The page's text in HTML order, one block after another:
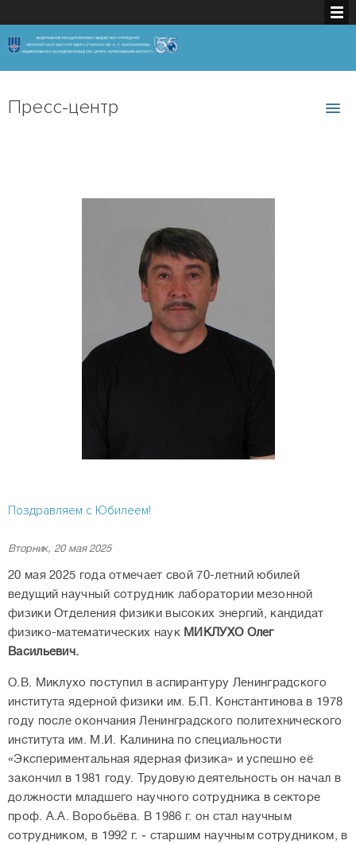
Пресс-центр
Поздравляем с Юбилеем!
Вторник, 20 мая 2025
20 мая 2025 года отмечает свой 70-летний юбилей
ведущий научный сотрудник лаборатории мезонной
физики Отделения физики высоких энергий, кандидат
физико-математических наук МИКЛУХО Олег
Васильевич.
О.В. Миклухо поступил в аспирантуру Ленинградского
института ядерной физики им. Б.П. Константинова в 1978
году после окончания Ленинградского политехнического
института им. М.И. Калинина по специальности
«Экспериментальная ядерная физика» и успешно её
закончил в 1981 году. Трудовую деятельность он начал в
должности младшего научного сотрудника в секторе
проф. А.А. Воробьёва. В 1986 г. он стал научным
сотрудником, в 1992 г. ‒ старшим научным сотрудником, в